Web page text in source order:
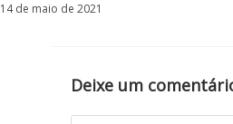
14 de maio de 2021
Deixe um